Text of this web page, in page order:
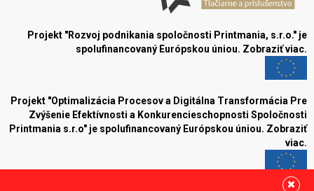
Projekt "Rozvoj podnikania spoločnosti Printmania, s.r.o." je
spolufinancovaný Európskou úniou. Zobraziť viac.
Projekt "Optimalizácia Procesov a Digitálna Transformácia Pre
Zvýšenie Efektívnosti a Konkurencieschopnosti Spoločnosti
Printmania s.r.o" je spolufinancovaný Európskou úniou. Zobraziť
viac.